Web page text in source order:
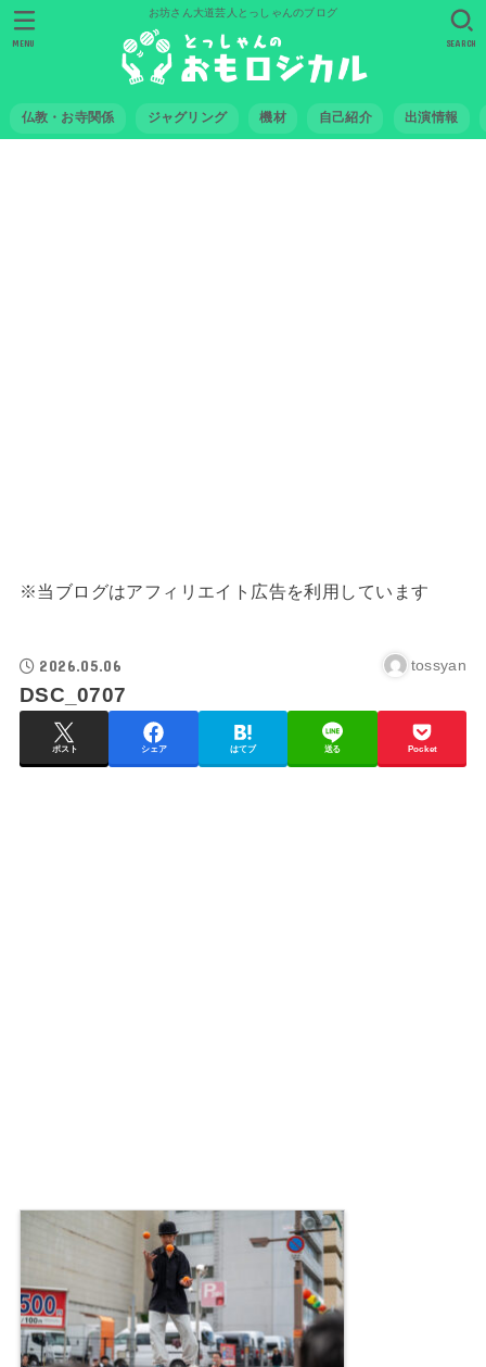
お坊さん大道芸人とっしゃんのブログ
仏教・お寺関係 ジャグリング 機材 自己紹介 出演情報
SEARCH
MENU
※当ブログはアフィリエイト広告を利用しています
2026.05.06 tossyan
DSC_0707
ポスト シェア はてブ 送る Pocket